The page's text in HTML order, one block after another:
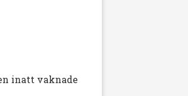
inatt vaknade